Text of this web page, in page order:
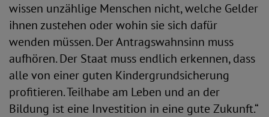
wissen unzählige Menschen nicht, welche Gelder
ihnen zustehen oder wohin sie sich dafür
wenden müssen. Der Antragswahnsinn muss
aufhören. Der Staat muss endlich erkennen, dass
alle von einer guten Kindergrundsicherung
profitieren. Teilhabe am Leben und an der
Bildung ist eine Investition in eine gute Zukunft.“